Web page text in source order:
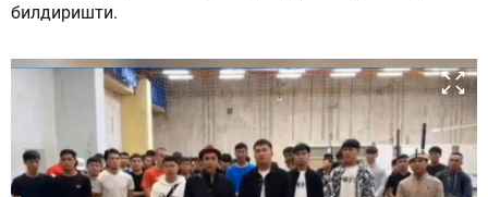
билдиришти.